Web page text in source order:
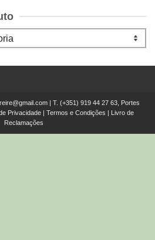
| T. (+351) 919 44 27 63, Portes
Privacidade| Termos e Condições | Livro de
Reclamações